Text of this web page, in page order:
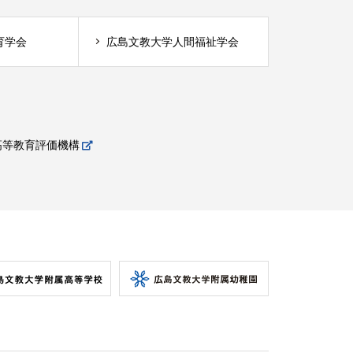
学会 広島文教大学人間福祉学会
教育評価機構